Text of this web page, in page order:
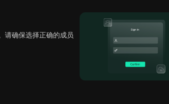
请确保选择正确的成员